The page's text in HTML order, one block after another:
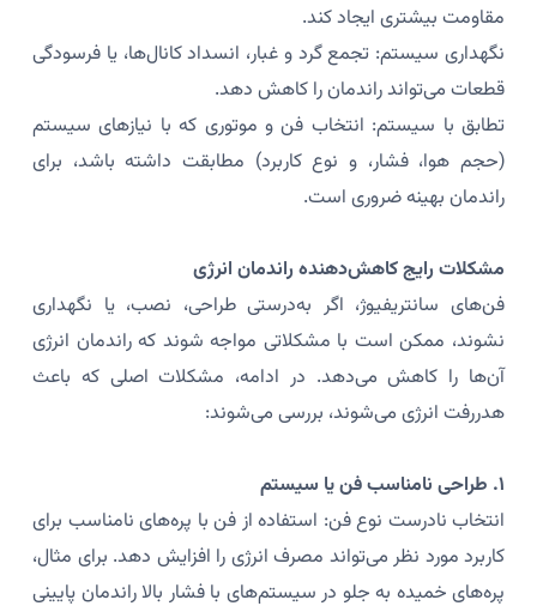
مقاومت بیشتری ایجاد کند.
نگهداری سیستم: تجمع گرد و غبار، انسداد کانال‌ها، یا فرسودگی
قطعات می‌تواند راندمان را کاهش دهد.
تطابق با سیستم: انتخاب فن و موتوری که با نیازهای سیستم
(حجم هوا، فشار، و نوع کاربرد) مطابقت داشته باشد، برای
راندمان بهینه ضروری است.
مشکلات رایج کاهش‌دهنده راندمان انرژی
فن‌های سانتریفیوژ، اگر به‌درستی طراحی، نصب، یا نگهداری
نشوند، ممکن است با مشکلاتی مواجه شوند که راندمان انرژی
آن‌ها را کاهش می‌دهد. در ادامه، مشکلات اصلی که باعث
هدررفت انرژی می‌شوند، بررسی می‌شوند:
۱. طراحی نامناسب فن یا سیستم
انتخاب نادرست نوع فن: استفاده از فن با پره‌های نامناسب برای
کاربرد مورد نظر می‌تواند مصرف انرژی را افزایش دهد. برای مثال،
پره‌های خمیده به جلو در سیستم‌های با فشار بالا راندمان پایینی